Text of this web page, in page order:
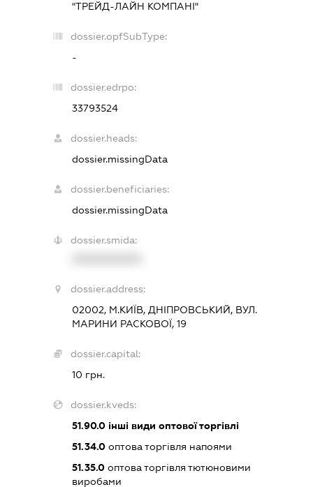
"ТРЕЙД-ЛАЙН КОМПАНІ"
dossier.opfSubType:
-
dossier.edrpo:
33793524
dossier.heads:
dossier.missingData
dossier.beneficiaries:
dossier.missingData
dossier.smida:
dossier.address:
02002, М.КИЇВ, ДНІПРОВСЬКИЙ, ВУЛ.
МАРИНИ РАСКОВОЇ, 19
dossier.capital:
10 грн.
dossier.kveds:
51.90.0 інші види оптової торгівлі
51.34.0 оптова торгівля напоями
51.35.0 оптова торгівля тютюновими
виробами